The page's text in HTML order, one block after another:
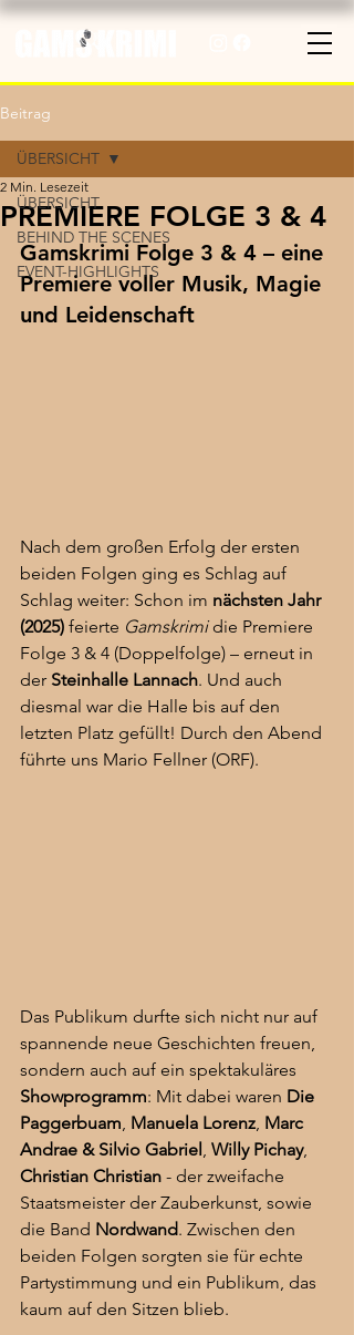
Beitrag
ÜBERSICHT
BEHIND THE SCENES
EVENT-HIGHLIGHTS
ÜBERSICHT
PREMIERE FOLGE 3 & 4
2 Min. Lesezeit
Gamskrimi Folge 3 & 4 – eine
Premiere voller Musik, Magie
und Leidenschaft
Nach dem großen Erfolg der ersten
beiden Folgen ging es Schlag auf
Schlag weiter: Schon im nächsten Jahr
(2025) feierte Gamskrimi die Premiere
Folge 3 & 4 (Doppelfolge) – erneut in
der Steinhalle Lannach. Und auch
diesmal war die Halle bis auf den
letzten Platz gefüllt! Durch den Abend
führte uns Mario Fellner (ORF).
Das Publikum durfte sich nicht nur auf
spannende neue Geschichten freuen,
sondern auch auf ein spektakuläres
Showprogramm: Mit dabei waren Die
Paggerbuam Manuela Lorenz Marc
Andrae & Silvio Gabriel Willy Pichay,
Christian Christian - der zweifache
Staatsmeister der Zauberkunst, sowie
die Band Nordwand. Zwischen den
beiden Folgen sorgten sie für echte
Partystimmung und ein Publikum, das
kaum auf den Sitzen blieb.